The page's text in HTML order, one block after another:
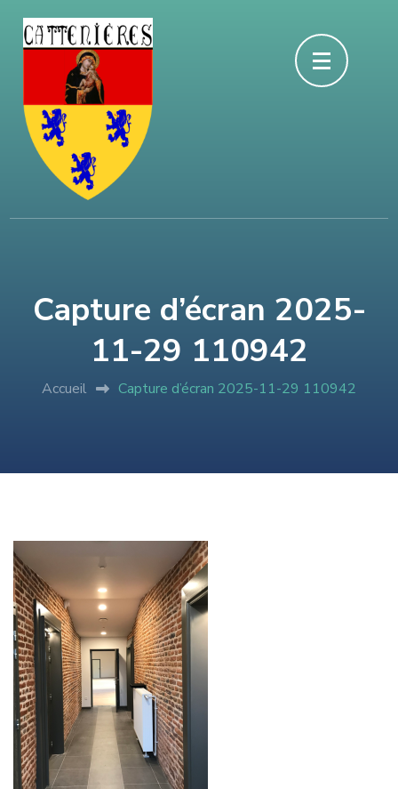
Aller
(Pressez
Entrée)
Capture d’écran 2025-
11-29 110942
Accueil Capture d’écran 2025-11-29 110942